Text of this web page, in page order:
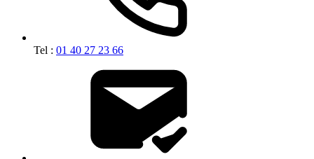
Tel : 01 40 27 23 66